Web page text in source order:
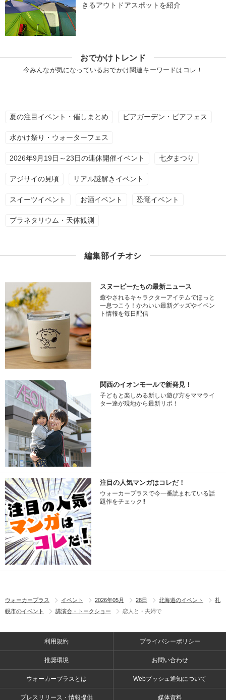
きるアウトドアスポットを紹介
おでかけトレンド
今みんなが気になっているおでかけ関連キーワードはコレ！
夏の注目イベント・催しまとめ ビアガーデン・ビアフェス
水かけ祭り・ウォーターフェス
2026年9月19日～23日の連休開催イベント 七夕まつり
アジサイの見頃 リアル謎解きイベント
スイーツイベント お酒イベント 恐竜イベント
プラネタリウム・天体観測
編集部イチオシ
スヌーピーたちの最新ニュース
癒やされるキャラクターアイテムでほっと
一息つこう！かわいい最新グッズやイベン
ト情報を毎日配信
関西のイオンモールで新発見！
子どもと楽しめる新しい遊び方をママライ
ター達が現地から最新リポ！
注目の人気マンガはコレだ！
ウォーカープラスで今一番読まれている話
題作をチェック!!
ウォーカープラス イベント 2026年05月 28日 北海道のイベント
札
幌市のイベント
講演会・トークショー 恋人と・夫婦で
利用規約 プライバシーポリシー
推奨環境 お問い合わせ
ウォーカープラスとは Webプッシュ通知について
プレスリリース・情報提供 媒体資料